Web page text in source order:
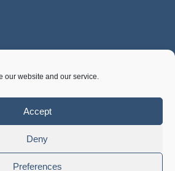
our website and our service.
Accept
Deny
Preferences
71932 Na'ale